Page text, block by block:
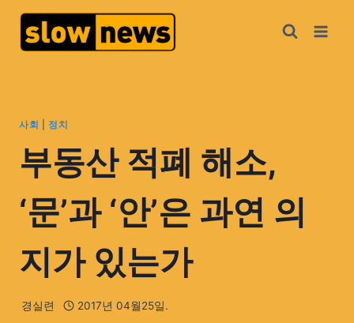
사회 정치
부동산 적폐 해소,
‘문’과 ‘안’은 과연 의
지가 있는가
경실련 2017년 04월25일.